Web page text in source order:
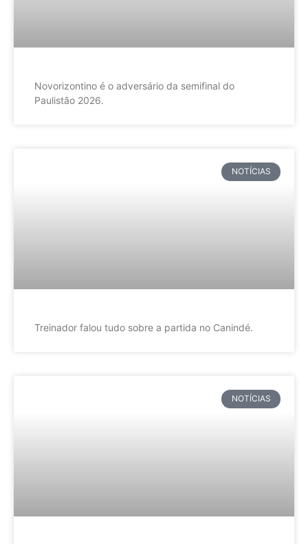
Novorizontino é o adversário da semifinal do
Paulistão 2026.
NOTÍCIAS
Treinador falou tudo sobre a partida no Canindé.
NOTÍCIAS